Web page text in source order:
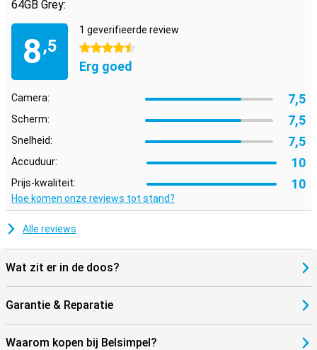
kunt nemen. Dit betekent dat je altijd en overal online bent wanneer
Geheugen uitbreiden
Deze Huawei-tablet beschikt over 64GB aan opslaggeheugen, hier
sla jij je apps, muziek, multimedia en andere bestanden op.
jij 64GB te weinig? Dan breid je het geheugen uit met een microSD-
kaartje tot wel 512GB.
64GB Grey:
8,5
1 geverifieerde review
4.5 sterren
Erg goed
Camera: 7,5
Scherm: 7,5
Snelheid: 7,5
Accuduur: 10
Prijs-kwaliteit: 10
Hoe komen onze reviews tot stand?
Alle reviews
Wat zit er in de doos?
Garantie & Reparatie
Waarom kopen bij Belsimpel?